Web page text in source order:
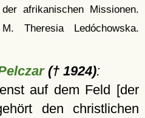
afrikanischen Missionen.
Theresia Ledóchowska.
(† 1924):
auf dem Feld [der
den christlichen